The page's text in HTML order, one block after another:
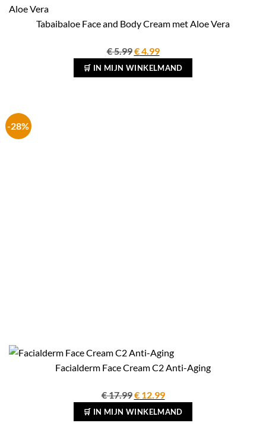
Tabaibaloe Face and Body Cream met Aloe Vera
€5.99Oorspronkelijke
prijs
was:
€4.99Huidige
prijs
is:
🛒 IN MIJN WINKELMAND
-28%
Facialderm Face Cream C2 Anti-Aging
€17.99Oorspronkelijke
prijs
was:
€12.99Huidige
prijs
is:
🛒 IN MIJN WINKELMAND